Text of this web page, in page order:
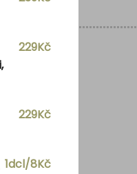
229Kč
229Kč
1dcl/8Kč